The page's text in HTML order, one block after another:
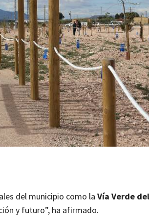
del municipio como la Vía Verde del
y futuro”, ha afirmado.